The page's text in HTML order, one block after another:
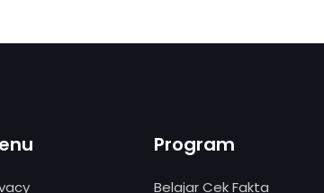
Program
Belajar Cek Fakta